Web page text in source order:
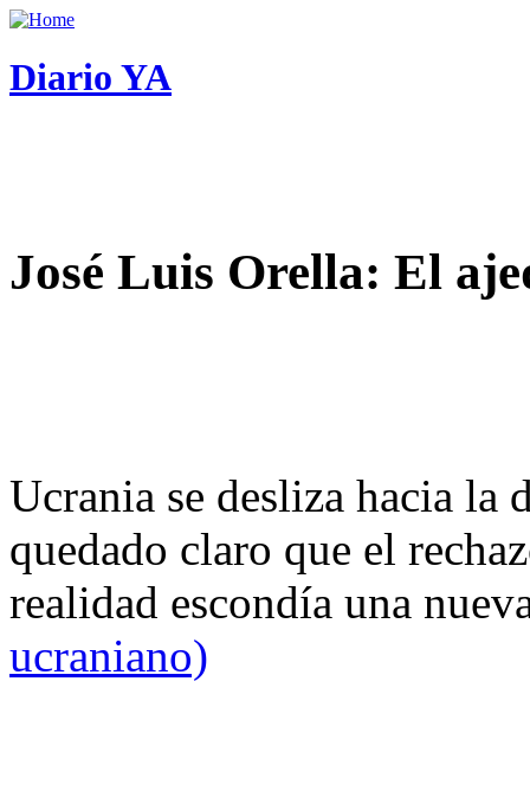
Diario YA
José Luis Orella: El
Ucrania se desliza hacia
quedado claro que el
realidad escondía una
ucraniano)